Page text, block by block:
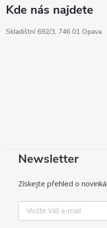
Kde nás najdete
Skladištní 692/3, 746 01 Opava
Newsletter
Získejte přehled o